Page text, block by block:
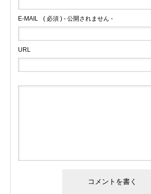
E-MAIL ( 必須 ) - 公開されません -
URL